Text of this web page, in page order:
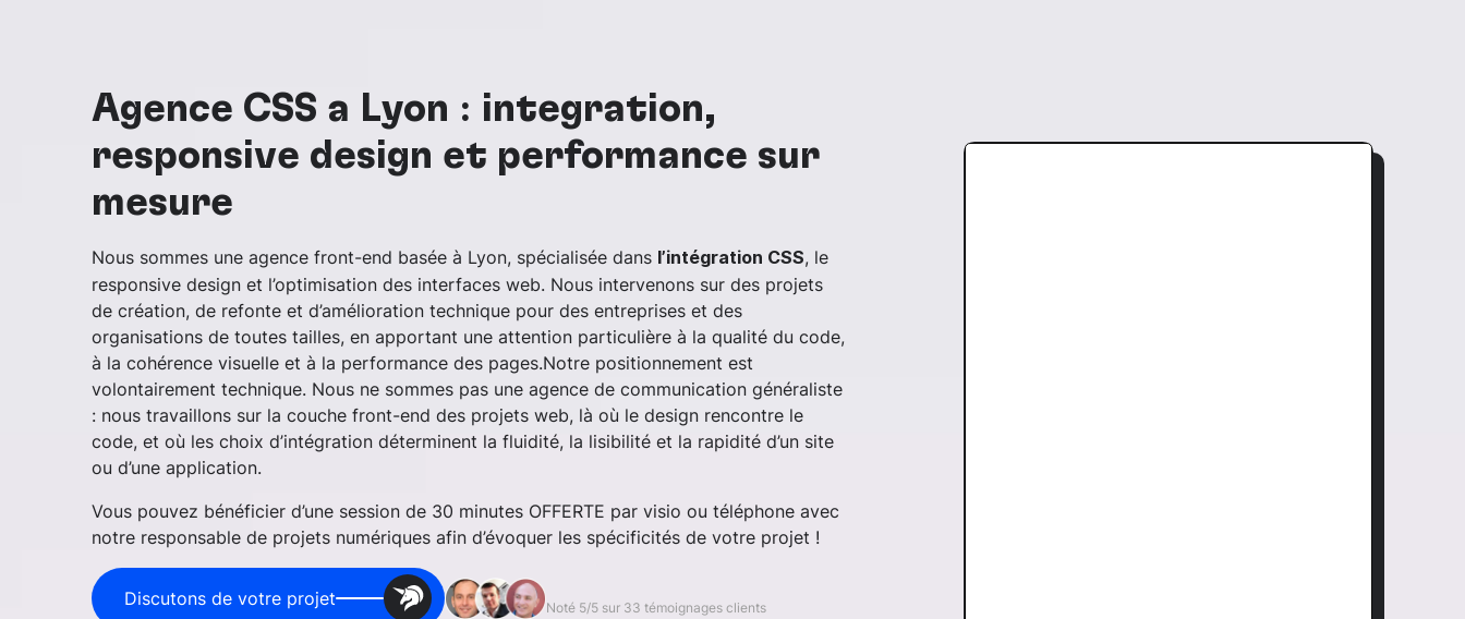
Agence CSS à Lyon : intégration,
responsive design et performance sur
mesure
Nous sommes une agence front-end basée à Lyon, spécialisée dans l’intégration CSS, le
responsive design et l’optimisation des interfaces web. Nous intervenons sur des projets
de création, de refonte et d’amélioration technique pour des entreprises et des
organisations de toutes tailles, en apportant une attention particulière à la qualité du code,
à la cohérence visuelle et à la performance des pages.Notre positionnement est
volontairement technique. Nous ne sommes pas une agence de communication généraliste
: nous travaillons sur la couche front-end des projets web, là où le design rencontre le
code, et où les choix d’intégration déterminent la fluidité, la lisibilité et la rapidité d’un site
ou d’une application.
Vous pouvez bénéficier d’une session de 30 minutes OFFERTE par visio ou téléphone avec
notre responsable de projets numériques afin d’évoquer les spécificités de votre projet !
Discutons de votre projet Noté 5/5 sur 33 témoignages clients